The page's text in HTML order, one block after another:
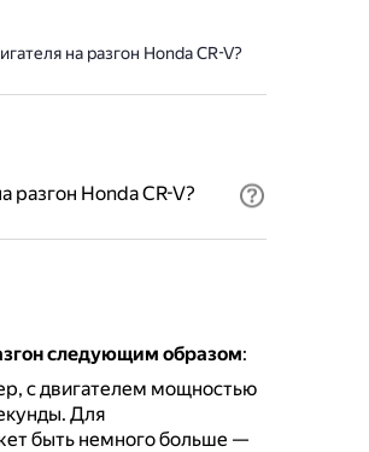
на разгон Honda CR-V?
разгон Honda CR-V?
следующим образом:
с двигателем мощностью
Для
быть немного больше —